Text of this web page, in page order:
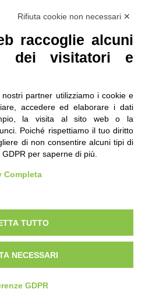
Rifiuta cookie non necessari ✕
raccoglie alcuni
dei visitatori e
partner utilizziamo i cookie e
accedere ed elaborare i dati
la visita al sito web o la
Poiché rispettiamo il tuo diritto
di non consentire alcuni tipi di
per saperne di più.
Completa
TUTTO
NECESSARI
GDPR